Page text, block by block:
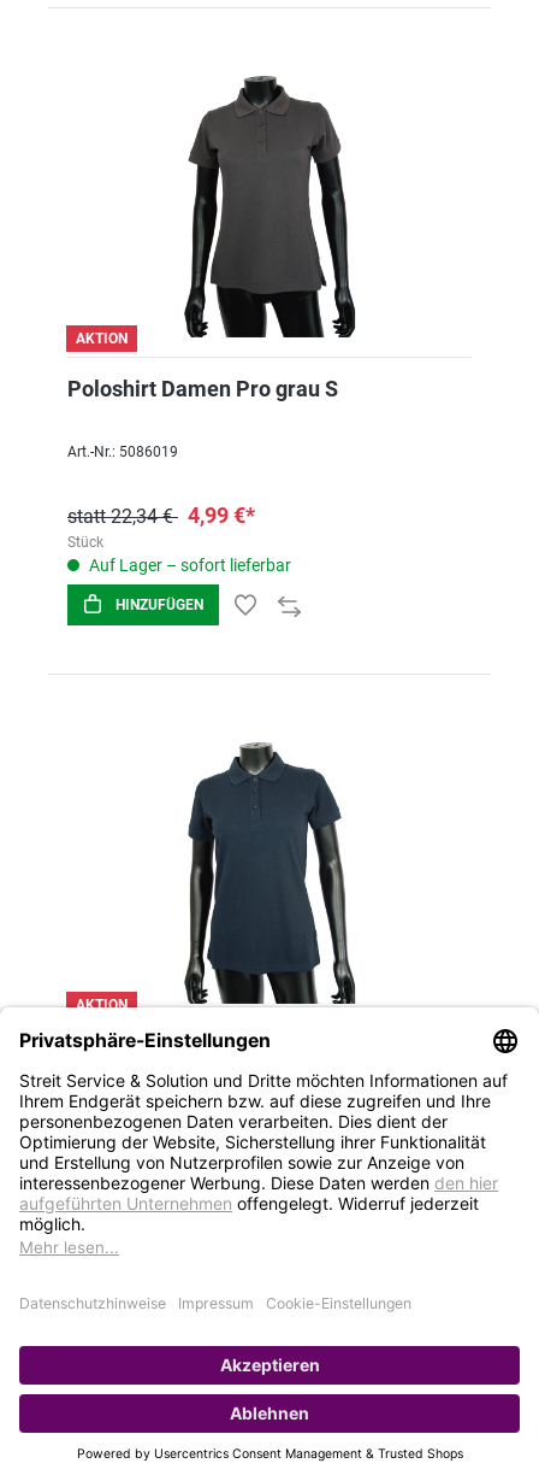
AKTION
Poloshirt Damen Pro grau S
Art.-Nr.: 5086019
statt 22,34 € 4,99 €*
Stück
Auf Lager – sofort lieferbar
HINZUFÜGEN
AKTION
Poloshirt Damen Pro marine XL
Art.-Nr.: 5085993
statt 22,34 € 4,99 €*
Stück
1 2